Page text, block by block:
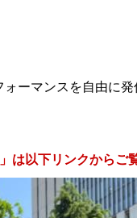
ーマンスを自由に
以下リンクからご